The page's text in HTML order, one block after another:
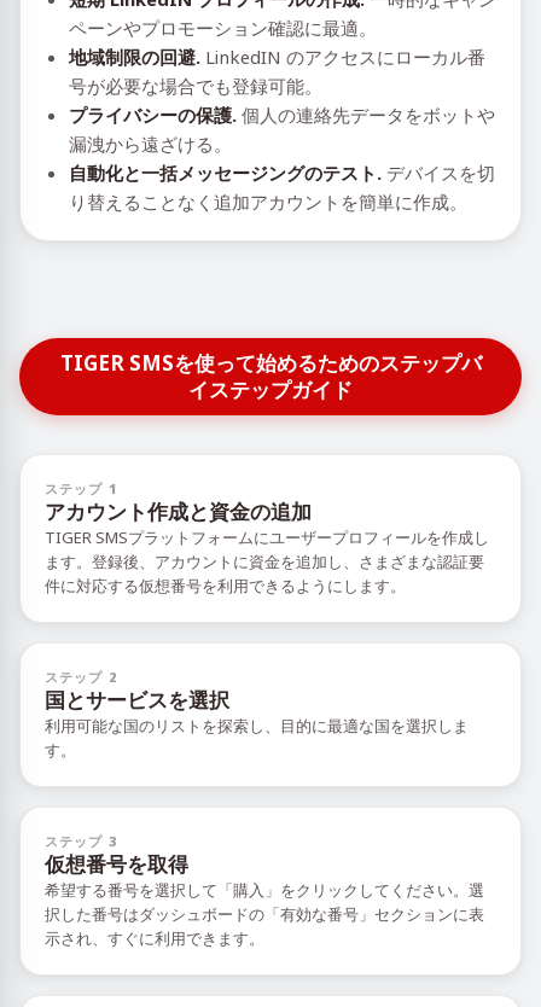
ペーンやプロモーション確認に最適。
地域制限の回避. LinkedIN のアクセスにローカル番
号が必要な場合でも登録可能。
プライバシーの保護. 個人の連絡先データをボットや
漏洩から遠ざける。
自動化と一括メッセージングのテスト. デバイスを切
り替えることなく追加アカウントを簡単に作成。
TIGER SMSを使って始めるためのステップバ
イステップガイド
ステップ 1
アカウント作成と資金の追加
TIGER SMSプラットフォームにユーザープロフィールを作成し
ます。登録後、アカウントに資金を追加し、さまざまな認証要
件に対応する仮想番号を利用できるようにします。
ステップ 2
国とサービスを選択
利用可能な国のリストを探索し、目的に最適な国を選択しま
す。
ステップ 3
仮想番号を取得
希望する番号を選択して「購入」をクリックしてください。選
択した番号はダッシュボードの「有効な番号」セクションに表
示され、すぐに利用できます。